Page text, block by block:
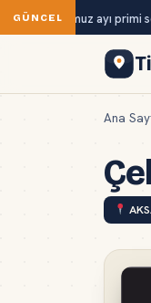
GÜNCEL
Kur temmuz ayı primi
Ana